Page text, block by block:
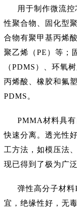
用于制作微流
性聚合物、固化型
合物有聚甲基丙烯
聚乙烯（PE）等；
（PDMS）、环氧
丙烯酸、橡胶和氟
PDMS。
PMMA材料具
快速分离。透光性
工方法，如模压法
现已得到了极为广
弹性高分子材料
宜，绝缘性好，无